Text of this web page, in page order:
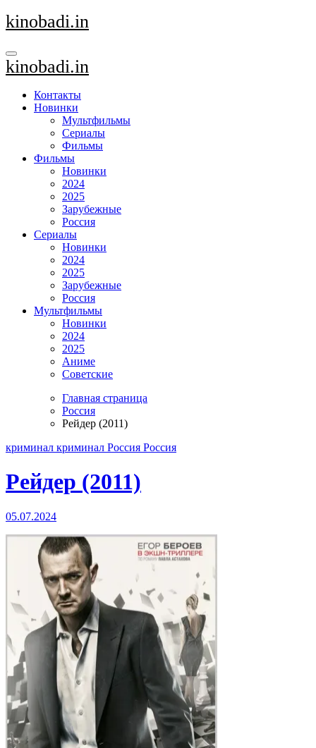
Перейти
к
kinobadi.in
kinobadi.in
Контакты
Новинки
Мультфильмы
Сериалы
Фильмы
Фильмы
Новинки
2024
2025
Зарубежные
Россия
Сериалы
Новинки
2024
2025
Зарубежные
Россия
Мультфильмы
Новинки
2024
2025
Аниме
Советские
Главная страница
Россия
Рейдер (2011)
криминал криминал Россия Россия
Рейдер (2011)
05.07.2024